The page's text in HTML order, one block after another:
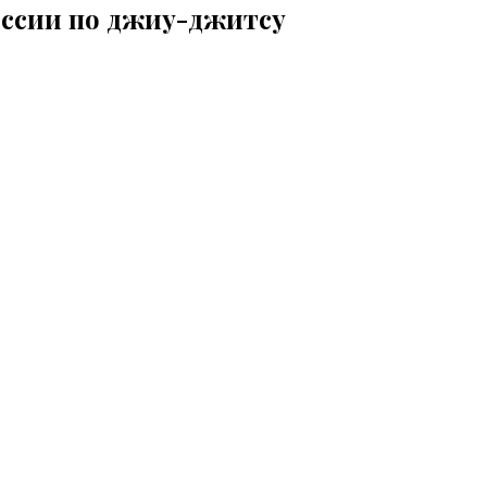
по джиу-джитсу